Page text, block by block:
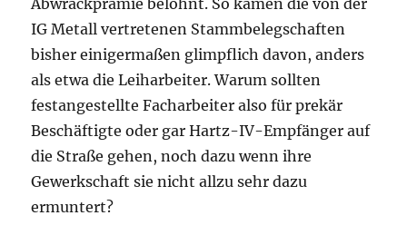
IG Metall vertretenen Stammbelegschaften
bisher einigermaßen glimpflich davon, anders
als etwa die Leiharbeiter. Warum sollten
festangestellte Facharbeiter also für prekär
Beschäftigte oder gar Hartz-IV-Empfänger auf
die Straße gehen, noch dazu wenn ihre
Gewerkschaft sie nicht allzu sehr dazu
ermuntert?